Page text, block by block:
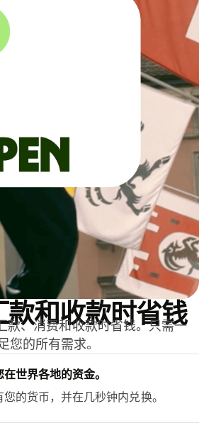
款和收款时省钱
款、消费和收款时省钱。只需一
您的所有需求。
世界各地的资金。
的货币，并在几秒钟内兑换。